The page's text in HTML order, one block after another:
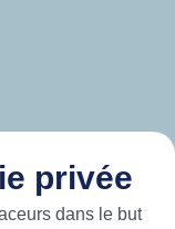
privée
dans le but